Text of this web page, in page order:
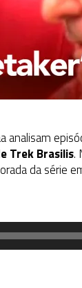
analisam
Trek Brasilis.
da série